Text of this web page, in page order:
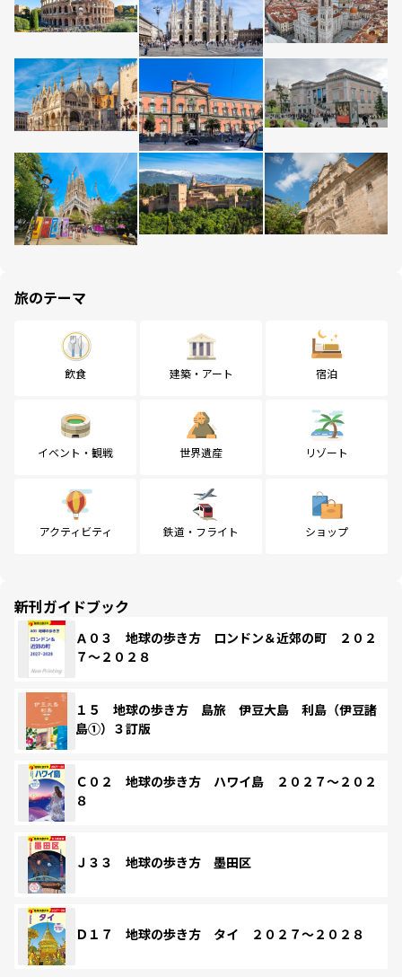
旅のテーマ
飲食 建築・アート 宿泊
イベント・観戦 世界遺産 リゾート
アクティビティ 鉄道・フライト ショップ
新刊ガイドブック
Ａ０３ 地球の歩き方 ロンドン＆近郊の町 ２０２
７～２０２８
１５ 地球の歩き方 島旅 伊豆大島 利島（伊豆諸
島①）３訂版
Ｃ０２ 地球の歩き方 ハワイ島 ２０２７～２０２
８
Ｊ３３ 地球の歩き方 墨田区
Ｄ１７ 地球の歩き方 タイ ２０２７～２０２８